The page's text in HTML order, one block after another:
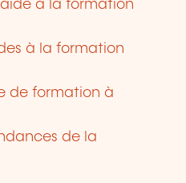
à la formation
à la formation
de formation à
de la